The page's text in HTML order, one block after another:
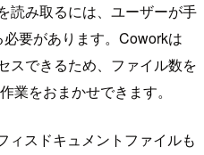
読み取るには、ユーザーが手
要があります。Coworkは
スできるため、ファイル数を
業をおまかせできます。
ィスドキュメントファイルも